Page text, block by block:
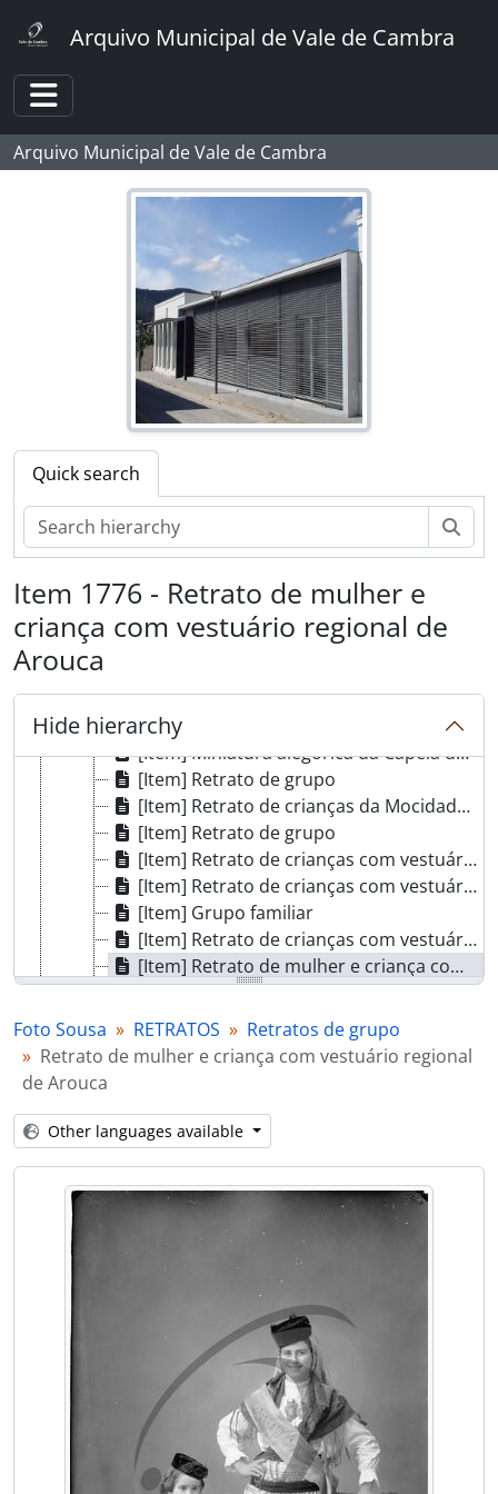
Arquivo Municipal de Vale de Cambra
Toggle navigation
Arquivo Municipal de Vale de Cambra
Quick search
Item 1776 - Retrato de mulher e
criança com vestuário regional de
Arouca
Hide hierarchy
[Item] Retrato de homem e mulheres a tocar bandolim
[Item] Grupo familiar
[Item] Grupo familiar
[Item] Retrato de grupo
[Item] Retrato de grupo
[Item] Retrato de grupo junto à Barragem Engenheiro Duarte Pacheco
[Item] Grupo familiar
[Item] Grupo familiar
[Item] Grupo familiar
[Item] Grupo familiar
[Item] Retrato de grupo juntamente com o Comendador Luiz Bernardo de Almeida
[Item] Retrato de grupo
[Item] Retrato de grupo
[Item] Grupo familiar
[Item] Grupo familiar
[Item] Retrato de grupo
[Item] Grupo familiar
[Item] Retrato de grupo juntamente com o Comendador Luíz Bernardo de Almeida
[Item] Retrato de grupo
[Item] Grupo familiar
[Item] Retrato de grupo
[Item] Almoço festivo na casa do Sr. Campos
[Item] Retrato de mulheres com vestuário regional
[Item] Miniatura alegórica da Capela de Santo António
[Item] Retrato de grupo
[Item] Retrato de crianças da Mocidade Portuguesa
[Item] Retrato de grupo
[Item] Retrato de crianças com vestuário de fantasia
[Item] Retrato de crianças com vestuário regional
[Item] Grupo familiar
[Item] Retrato de crianças com vestuário regional
[Item] Retrato de mulher e criança com vestuário regional de Arouca
[Item] Retrato de grupo
[Item] Retrato de padre e aluno
[Item] Retrato de crianças com vestuário de fantasia
[Item] Grupo familiar
[Item] Festa de homenagem ao Comendador António de Almeida Pinho de visita a Portugal
[Item] Grupo familiar
[Item] Grupo familiar
[Item] Grupo familiar
[Item] Grupo familiar
[Item] Grupo familiar
[Item] Homenagem ao Comendador Luiz Bernardo de Almeida em dia festivo na Quinta Progresso
[Item] Autocarro da empresa de transporte Progresso, na Quinta Progresso
[Item] Comendador Luiz Bernardo de Almeida com funcionários da Administração Geral das Estradas e Turismo
[Item] Inauguração da Agência de Passaportes e Passagens de José Maria Soares Gomes
[Item] Grupo familiar
[Item] Grupo familiar
[Item] Grupo familiar
[Item] Retrato de grupo de empregados da Quinta Progresso
Foto Sousa RETRATOS
Retratos de grupo
Retrato de mulher e criança com vestuário regional
de Arouca
Other languages available